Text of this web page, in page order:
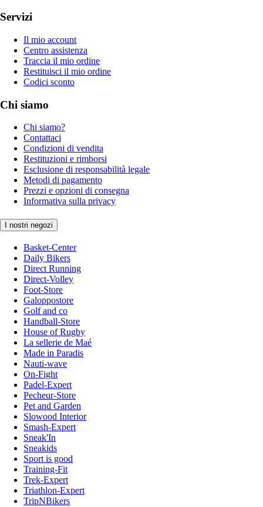
Servizi
Il mio account
Centro assistenza
Traccia il mio ordine
Restituisci il mio ordine
Codici sconto
Chi siamo
Chi siamo?
Contattaci
Condizioni di vendita
Restituzioni e rimborsi
Esclusione di responsabilità legale
Metodi di pagamento
Prezzi e opzioni di consegna
Informativa sulla privacy
I nostri negozi
Basket-Center
Daily Bikers
Direct Running
Direct-Volley
Foot-Store
Galoppostore
Golf and co
Handball-Store
House of Rugby
La sellerie de Maé
Made in Paradis
Nauti-wave
On-Fight
Padel-Expert
Pecheur-Store
Pet and Garden
Slowood Interior
Smash-Expert
Sneak'In
Sneakids
Sport is good
Training-Fit
Trek-Expert
Triathlon-Expert
TripNBikers